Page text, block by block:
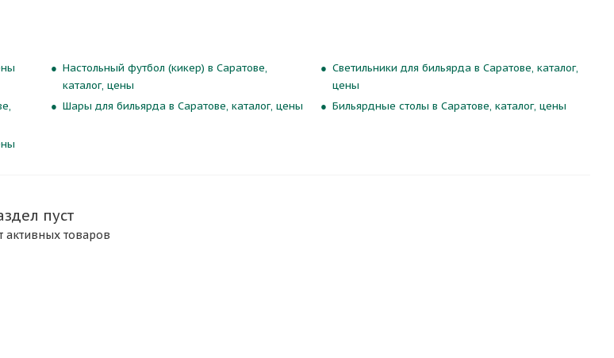
Настольный футбол (кикер) в Саратове,
каталог, цены
Светильники для бильярда в Саратове, каталог,
цены
Шары для бильярда в Саратове, каталог, цены Бильярдные столы в Саратове, каталог, цены
пуст
товаров